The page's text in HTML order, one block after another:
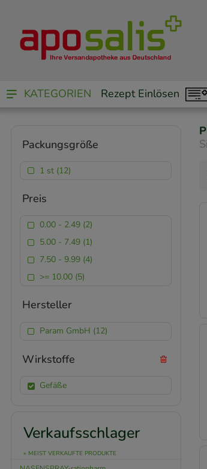
KATEGORIEN Rezept Einlösen
Packungsgröße
1 st (12)
Preis
0.00 - 2.49 (2)
5.00 - 7.49 (1)
7.50 - 9.99 (4)
>= 10.00 (5)
Hersteller
Param GmbH (12)
Wirkstoffe
Gefäße
Verkaufsschlager
» MEIST VERKAUFTE PRODUKTE